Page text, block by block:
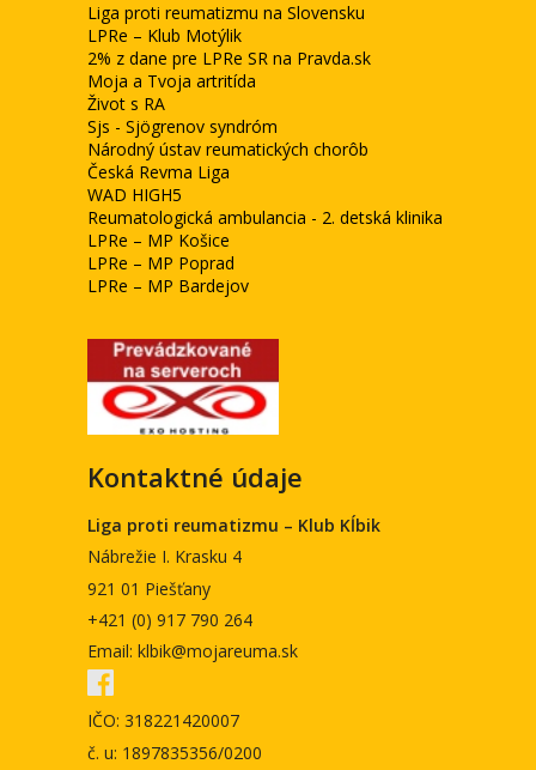
Liga proti reumatizmu na Slovensku
LPRe – Klub Motýlik
2% z dane pre LPRe SR na Pravda.sk
Moja a Tvoja artritída
Život s RA
Sjs - Sjögrenov syndróm
Národný ústav reumatických chorôb
Česká Revma Liga
WAD HIGH5
Reumatologická ambulancia - 2. detská klinika
LPRe – MP Košice
LPRe – MP Poprad
LPRe – MP Bardejov
Kontaktné údaje
Liga proti reumatizmu – Klub Kĺbik
Nábrežie I. Krasku 4
921 01 Piešťany
+421 (0) 917 790 264
Email: klbik@mojareuma.sk
IČO: 318221420007
č. u: 1897835356/0200